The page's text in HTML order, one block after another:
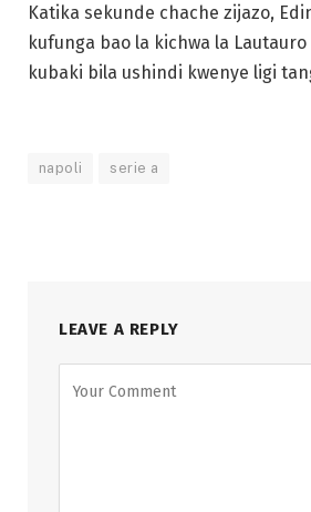
Katika sekunde chache zijazo,
kufunga bao la kichwa la
kubaki bila ushindi kwenye ligi
napoli serie a
LEAVE A REPLY